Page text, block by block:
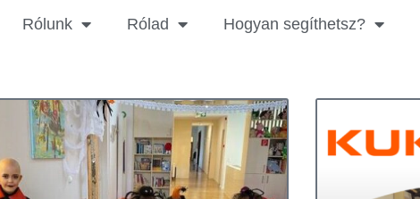
Rólunk Rólad Hogyan segíthetsz?